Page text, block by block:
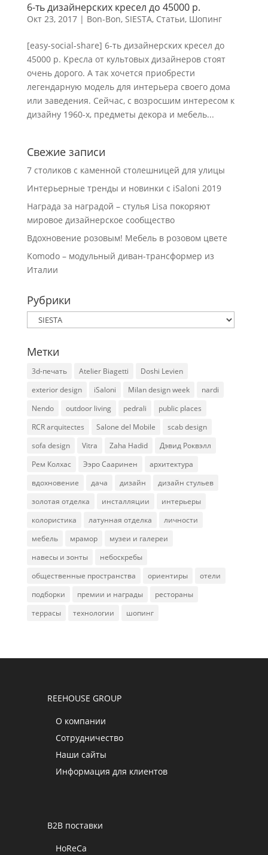
6-ть дизайнерских кресел до 45000 р.
Окт 23, 2017| Bon-Bon, SIESTA, Статьи, Шопинг
[easy-social-share] 6-ть дизайнерских кресел до
45000 р. Кресла от культовых дизайнеров стоят
очень дорого. А так хочется приобрести
легендарную модель для интерьера своего дома
или заведения. Сейчас, с возросшим интересом к
дизайну 1960-х, предметы декора и мебель...
Свежие записи
7 столиков с каменной столешницей для улицы
Интерьерные тренды и новинки с iSaloni 2019
Награда за наградой – стулья Lisa покоряют
мировое дизайнерское сообщество
Вдохновение розовым! Мебель в розовом цвете
Komodo – модульный диван-трансформер из
Италии
Рубрики
Рубрики
Метки
3d-печать Atelier Biagetti
Doshi Levien
exterior design
iSaloni Milan design week
nardi
Nendo
outdoor living pedrali
public places
RCR arquitectes
Salone del Mobile
scab design
sofa design
Vitra Zaha Hadid
Дэвид Роквэлл
Рем Колхас
Ээро Сааринен
архитектура
вдохновение
дача дизайн
дизайн стульев
золотая отделка
инсталляции
интерьеры
колористика
латунная отделка
личности
мебель
мрамор
музеи и галереи
навесы и зонты
небоскребы
общественные пространства
ориентиры
отели
подборки
премии и награды
рестораны
террасы
технологии шопинг
REEHOUSE GROUP
О компании
Сотрудничество
Наши сайты
Информация для клиентов
B2B поставки
HoReCa